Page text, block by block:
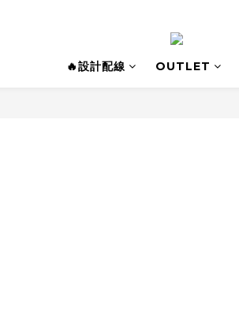
🔥設計配線 OUTLET